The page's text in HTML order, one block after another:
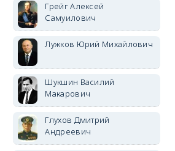
Грейг Алексей
Самуилович
Лужков Юрий Михайлович
Шукшин Василий
Макарович
Глухов Дмитрий
Андреевич